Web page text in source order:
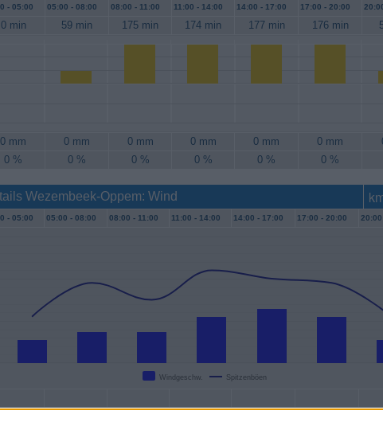
- 05:00 05:00 - 08:00 08:00 - 11:00 11:00 - 14:00 14:00 - 17:00 17:00 - 20:00
0 min 59 min 175 min 174 min 177 min 176 min
0 mm 0 mm 0 mm 0 mm 0 mm 0 mm
0 % 0 % 0 % 0 % 0 % 0 %
Wezembeek-Oppem: Wind
- 05:00 05:00 - 08:00 08:00 - 11:00 11:00 - 14:00 14:00 - 17:00 17:00 - 20:00 20:00
Windgeschw. Spitzenböen